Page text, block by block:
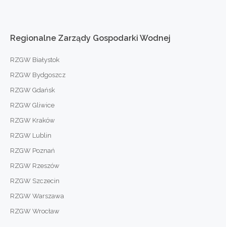
Regionalne Zarządy Gospodarki Wodnej
RZGW Białystok
RZGW Bydgoszcz
RZGW Gdańsk
RZGW Gliwice
RZGW Kraków
RZGW Lublin
RZGW Poznań
RZGW Rzeszów
RZGW Szczecin
RZGW Warszawa
RZGW Wrocław